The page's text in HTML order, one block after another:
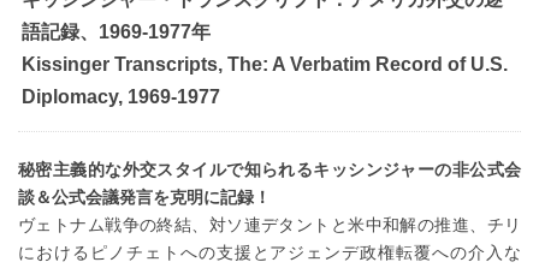
語記録、1969-1977年
Kissinger Transcripts, The: A Verbatim Record of U.S.
Diplomacy, 1969-1977
秘密主義的な外交スタイルで知られるキッシンジャーの非公式会
談＆公式会議発言を克明に記録！
ヴェトナム戦争の終結、対ソ連デタントと米中和解の推進、チリ
におけるピノチェトへの支援とアジェンデ政権転覆への介入な